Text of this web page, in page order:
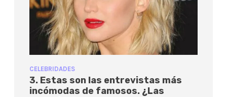
CELEBRIDADES
3. Estas son las entrevistas más
incómodas de famosos. ¿Las